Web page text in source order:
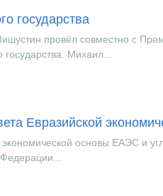
государства
провёл совместно с
Михаил...
Евразийской
основы ЕАЭС и